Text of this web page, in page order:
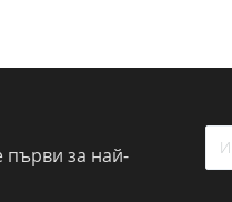
първи за най-